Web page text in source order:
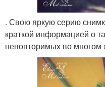
. Свою яркую серию
краткой информацией о
неповторимых во